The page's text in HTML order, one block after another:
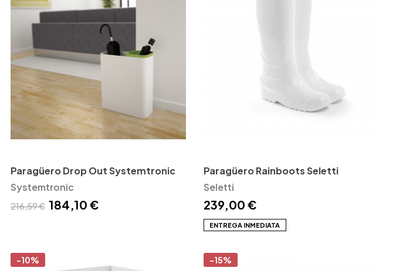
Paragüero Drop Out Systemtronic
Systemtronic
216,59 € 184,10 €
Paragüero Rainboots Seletti
Seletti
239,00 €
ENTREGA INMEDIATA
-10% -15%